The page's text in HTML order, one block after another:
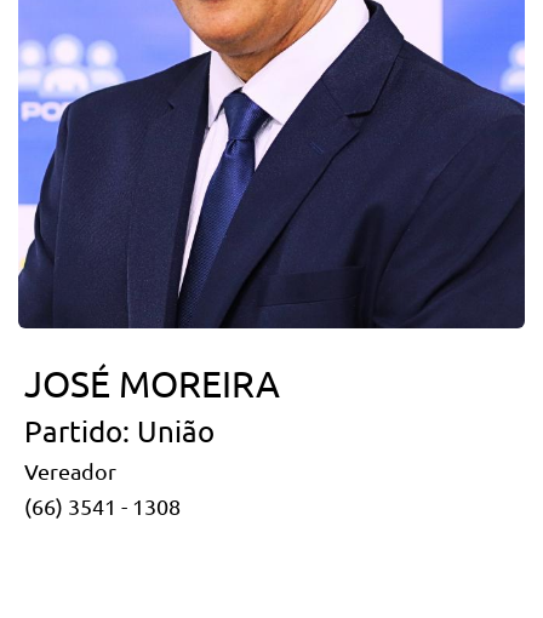
JOSÉ MOREIRA
Partido: União
Vereador
(66) 3541 - 1308